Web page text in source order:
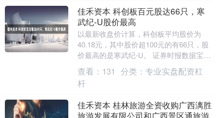
佳禾资本 科创板百元股达66只，寒
武纪-U股价最高
以最新收盘价计算，科创板平均股价为
40.18元，其中股价超100元的有66只，股
价最高的是寒武纪-U。 证券时报数据宝统
计显示，科创板股今日上涨的有253只，
下....
查看： 131 分类： 专业实盘配资杠
杆
佳禾资本 桂林旅游全资收购广西漓胜
旅游发展有限公司和广西景区通旅游